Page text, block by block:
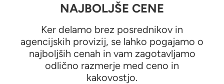
NAJBOLJŠE CENE
Ker delamo brez posrednikov in
agencijskih provizij, se lahko pogajamo o
najboljših cenah in vam zagotavljamo
odlično razmerje med ceno in
kakovostjo.